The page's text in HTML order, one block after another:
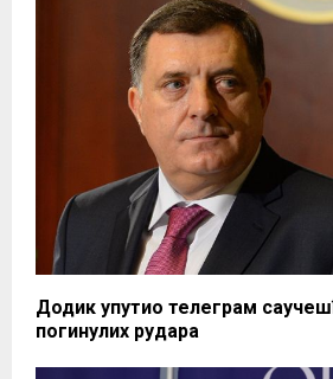
Додик упутио телеграм
погинулих рудара